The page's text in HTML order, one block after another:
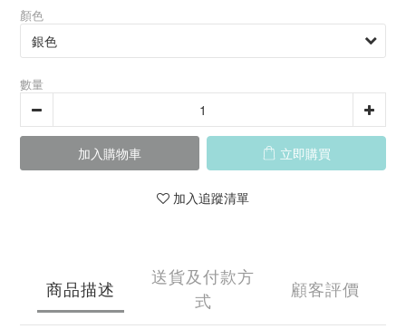
顏色
數量
加入購物車 立即購買
加入追蹤清單
商品描述
送貨及付款方
式
顧客評價